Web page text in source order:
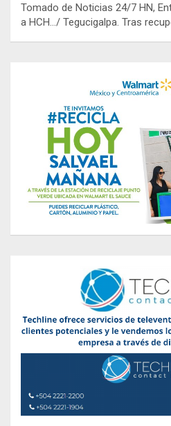
Tomado de Noticias 24/7 HN,
a HCH…/ Tegucigalpa. Tras